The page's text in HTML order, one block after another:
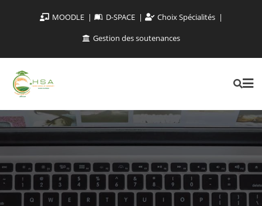
MOODLE D-SPACE
Choix Spécialités
Gestion des soutenances